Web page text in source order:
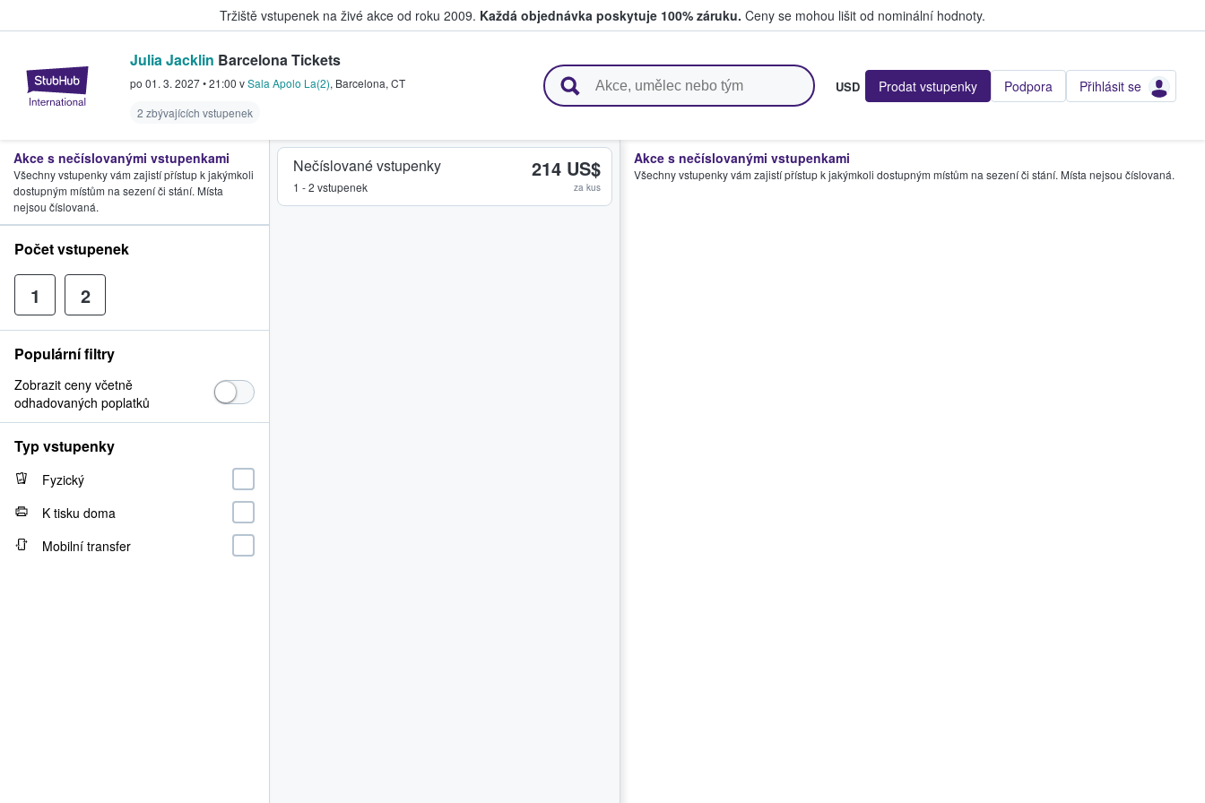
Tržiště vstupenek na živé akce od roku 2009. Každá objednávka poskytuje 100% záruku. Ceny se mohou lišit od nominální hodnoty.
StubHub – Místo, kde fanoušci kupují a prodávají vstupenky
Julia Jacklin Barcelona Tickets
po 01. 3. 2027•21:00 vSala Apolo La(2), Barcelona, CT
2 zbývajících vstupenek
USD Prodat vstupenky Podpora Přihlásit se
Nečíslované vstupenky
1 - 2 vstupenek
214 US$
za kus
Akce s nečíslovanými vstupenkami
Všechny vstupenky vám zajistí přístup k jakýmkoli dostupným místům na sezení či stání. Místa nejsou číslovaná.
Akce s nečíslovanými vstupenkami
Všechny vstupenky vám zajistí přístup k jakýmkoli
dostupným místům na sezení či stání. Místa
nejsou číslovaná.
Počet vstupenek
1 2
Populární filtry
Zobrazit ceny včetně
odhadovaných poplatků
Typ vstupenky
Fyzický
K tisku doma
Mobilní transfer